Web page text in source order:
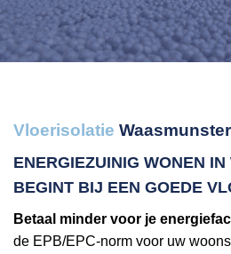
Vloerisolatie Waasmunster
ENERGIEZUINIG WONEN
BEGINT BIJ EEN GOEDE
Betaal minder voor je
de EPB/EPC-norm voor uw